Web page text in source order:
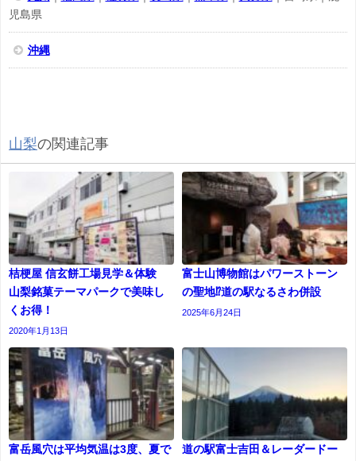
児島県
沖縄
山梨の関連記事
桔梗屋 信玄餅工場見学＆体験
山梨銘菓テーマパークで美味し
くお得！
2020年1月13日
富士山博物館はパワーストーン
の聖地⁉道の駅なるさわ併設
2025年6月24日
富岳風穴は平均気温は3度、夏で
道の駅富士吉田＆レーダードー